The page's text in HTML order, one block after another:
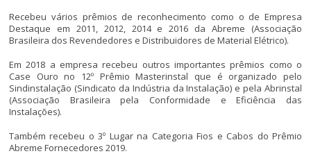
Recebeu vários prêmios de reconhecimento como o de Empresa
Destaque em 2011, 2012, 2014 e 2016 da Abreme (Associação
Brasileira dos Revendedores e Distribuidores de Material Elétrico).
Em 2018 a empresa recebeu outros importantes prêmios como o
Case Ouro no 12º Prêmio Masterinstal que é organizado pelo
Sindinstalação (Sindicato da Indústria da Instalação) e pela Abrinstal
(Associação Brasileira pela Conformidade e Eficiência das
Instalações).
Também recebeu o 3º Lugar na Categoria Fios e Cabos do Prêmio
Abreme Fornecedores 2019.